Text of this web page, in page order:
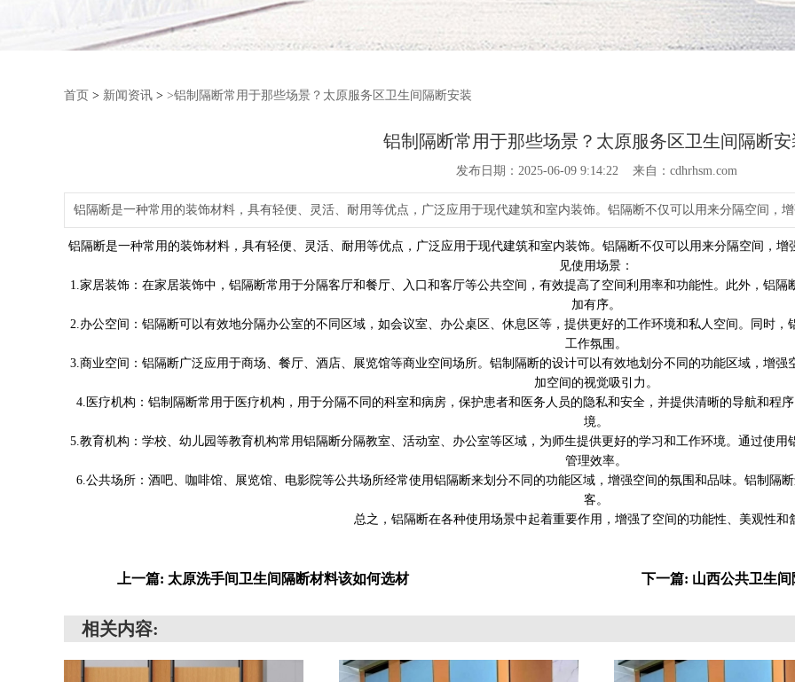
首页 > 新闻资讯 > >铝制隔断常用于那些场景？太原服务区卫生间隔断安装
铝制隔断常用于那些场景？太原服务区卫生间隔断安
发布日期：2025-06-09 9:14:22 来自：cdhrhsm.com
铝隔断是一种常用的装饰材料，具有轻便、灵活、耐用等优点，广泛应用于现代建筑和室内装饰。铝隔断不仅可以用来分隔空间，
铝隔断是一种常用的装饰材料 ，具有轻便、灵活、耐用等优点，广泛应用于现代建筑和室内装饰。铝隔断不仅可以用来分隔空间，
见使用场景：
1.家居装饰：在家居装饰中，铝隔断常用于分隔客厅和餐厅、入口和客厅等公共空间，有效提高了空间利用率和功能性。此外，铝
加有序。
2.办公空间：铝隔断可以有效地分隔办公室的不同区域，如会议室、办公桌区、休息区等，提供更好的工作环境和私人空间。同时
工作氛围。
3.商业空间：铝隔断广泛应用于商场、餐厅、酒店、展览馆等商业空间场所。铝制隔断的设计可以有效地划分不同的功能区域，增
加空间的视觉吸引力。
4.医疗机构：铝制隔断常用于医疗机构，用于分隔不同的科室和病房，保护患者和医务人员的隐私和安全，并提供清晰的导航和程
境。
5.教育机构：学校、幼儿园等教育机构常用铝隔断分隔教室、活动室、办公室等区域，为师生提供更好的学习和工作环境。通过使
管理效率。
6.公共场所：酒吧、咖啡馆、展览馆、电影院等公共场所经常使用铝隔断来划分不同的功能区域，增强空间的氛围和品味。铝制隔
客。
总之，铝隔断在各种使用场景中起着重要作用，增强了空间的功能性、美观性和
上一篇: 太原洗手间卫生间隔断材料该如何选材 下一篇: 山西公共卫生
相关内容: